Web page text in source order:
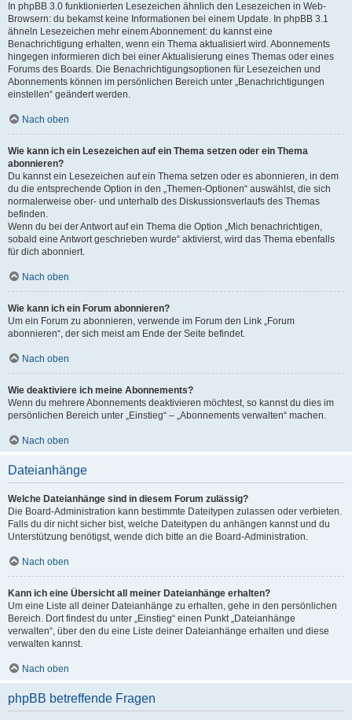
In phpBB 3.0 funktionierten Lesezeichen ähnlich den Lesezeichen in Web-
Browsern: du bekamst keine Informationen bei einem Update. In phpBB 3.1
ähneln Lesezeichen mehr einem Abonnement: du kannst eine
Benachrichtigung erhalten, wenn ein Thema aktualisiert wird. Abonnements
hingegen informieren dich bei einer Aktualisierung eines Themas oder eines
Forums des Boards. Die Benachrichtigungsoptionen für Lesezeichen und
Abonnements können im persönlichen Bereich unter „Benachrichtigungen
einstellen“ geändert werden.
Nach oben
Wie kann ich ein Lesezeichen auf ein Thema setzen oder ein Thema
abonnieren?
Du kannst ein Lesezeichen auf ein Thema setzen oder es abonnieren, in dem
du die entsprechende Option in den „Themen-Optionen“ auswählst, die sich
normalerweise ober- und unterhalb des Diskussionsverlaufs des Themas
befinden.
Wenn du bei der Antwort auf ein Thema die Option „Mich benachrichtigen,
sobald eine Antwort geschrieben wurde“ aktivierst, wird das Thema ebenfalls
für dich abonniert.
Nach oben
Wie kann ich ein Forum abonnieren?
Um ein Forum zu abonnieren, verwende im Forum den Link „Forum
abonnieren“, der sich meist am Ende der Seite befindet.
Nach oben
Wie deaktiviere ich meine Abonnements?
Wenn du mehrere Abonnements deaktivieren möchtest, so kannst du dies im
persönlichen Bereich unter „Einstieg“ – „Abonnements verwalten“ machen.
Nach oben
Dateianhänge
Welche Dateianhänge sind in diesem Forum zulässig?
Die Board-Administration kann bestimmte Dateitypen zulassen oder verbieten.
Falls du dir nicht sicher bist, welche Dateitypen du anhängen kannst und du
Unterstützung benötigst, wende dich bitte an die Board-Administration.
Nach oben
Kann ich eine Übersicht all meiner Dateianhänge erhalten?
Um eine Liste all deiner Dateianhänge zu erhalten, gehe in den persönlichen
Bereich. Dort findest du unter „Einstieg“ einen Punkt „Dateianhänge
verwalten“, über den du eine Liste deiner Dateianhänge erhalten und diese
verwalten kannst.
Nach oben
phpBB betreffende Fragen